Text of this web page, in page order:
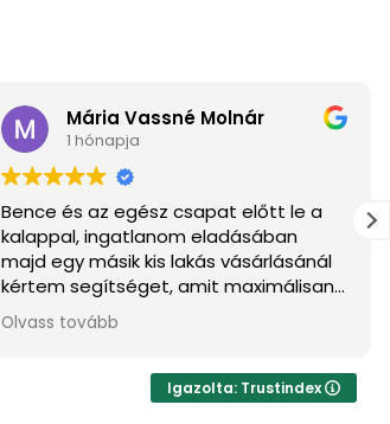
Mária Vassné Molnár
1 hónapja
Bence és az egész csapat előtt le a
kalappal, ingatlanom eladásában
majd egy másik kis lakás vásárlásánál
kértem segítséget, amit maximálisan
meg is kaptam. Ügyvédet és hitelt is
segítettek találni, akikkel szintén
rosszat hall az ember az
ingatlanosokrol, de minden
Olvass tovább
Igazolta: Trustindex